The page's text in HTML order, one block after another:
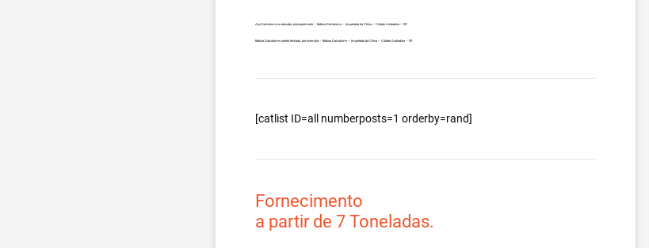
Aço Galvalume no atacado, principalmente – Bobina Galvalume – Importada da China – Cidade Andradina – SP.
Bobina Galvalume carreta fechada, por exemplo – Bobina Galvalume – Importada da China – Cidade Andradina – SP.
[catlist ID=all numberposts=1 orderby=rand]
Fornecimento
a partir de 7 Toneladas.